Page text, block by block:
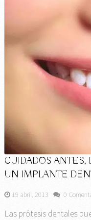
CUIDADOS ANTES,
UN IMPLANTE
19 abril, 2013 0
Las prótesis dentales